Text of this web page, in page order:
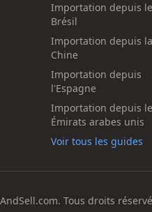
Importation depuis le
Brésil
Importation depuis la
Chine
Importation depuis
l'Espagne
Importation depuis
Émirats arabes unis
Voir tous les guides
Tous droits